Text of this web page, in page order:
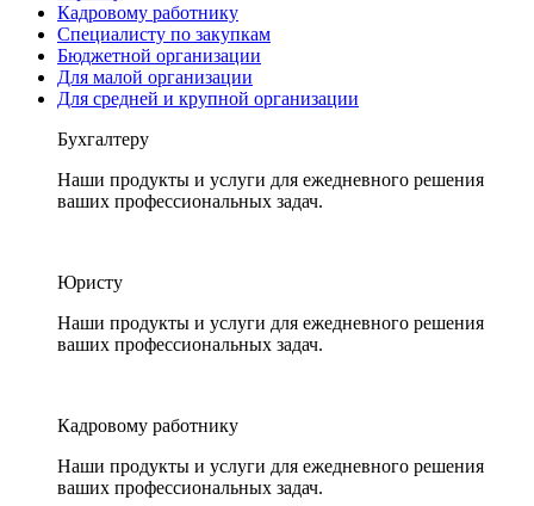
Кадровому работнику
Специалисту по закупкам
Бюджетной организации
Для малой организации
Для средней и крупной организации
Бухгалтеру
Наши продукты и услуги для ежедневного решения
ваших профессиональных задач.
Юристу
Наши продукты и услуги для ежедневного решения
ваших профессиональных задач.
Кадровому работнику
Наши продукты и услуги для ежедневного решения
ваших профессиональных задач.